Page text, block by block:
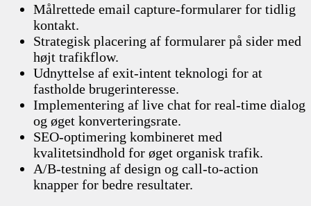
Målrettede email capture-formularer for tidlig
kontakt.
Strategisk placering af formularer på sider med
højt trafikflow.
Udnyttelse af exit-intent teknologi for at
fastholde brugerinteresse.
Implementering af live chat for real-time dialog
og øget konverteringsrate.
SEO-optimering kombineret med
kvalitetsindhold for øget organisk trafik.
A/B-testning af design og call-to-action
knapper for bedre resultater.